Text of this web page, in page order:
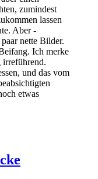
zumindest
lassen
Aber -
nette Bilder.
Ich merke
irreführend.
und das vom
etwas